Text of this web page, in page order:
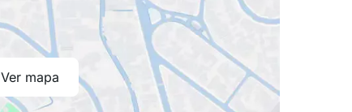
Ver mapa